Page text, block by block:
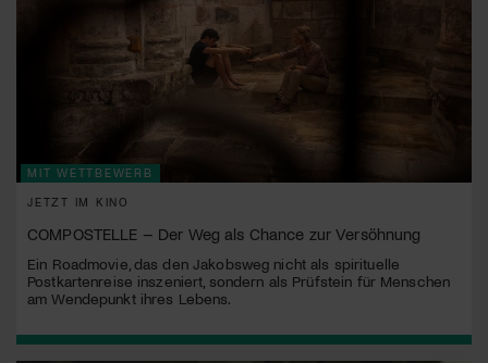
MIT WETTBEWERB
JETZT IM KINO
COMPOSTELLE – Der Weg als Chance zur Versöhnung
Ein Roadmovie, das den Jakobsweg nicht als spirituelle
Postkartenreise inszeniert, sondern als Prüfstein für Menschen
am Wendepunkt ihres Lebens.